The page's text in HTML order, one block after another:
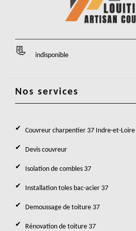
indisponible
Nos services
Couvreur charpentier 37 Indre-et-Loire
Devis couvreur
Isolation de combles 37
Installation toles bac-acier 37
Demoussage de toiture 37
Rénovation de toiture 37